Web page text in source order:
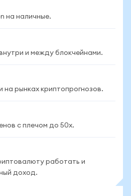
на наличные.
внутри и между блокчейнами.
на рынках криптопрогнозов.
с плечом до 50x.
работать и
доход.